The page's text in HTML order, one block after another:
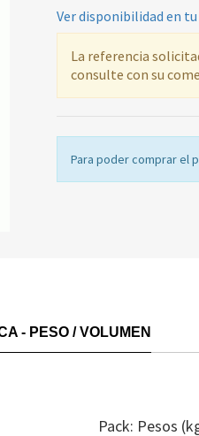
Ver disponibilidad en
La referencia
consulte con su
Para poder comprar el
- PESO / VOLUMEN
Pack: Pesos